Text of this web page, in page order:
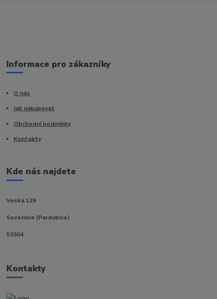
Informace pro zákazníky
O nás
Jak nakupovat
Obchodní podmínky
Kontakty
Kde nás najdete
Veská 129
Sezemice (Pardubice)
53304
Kontakty